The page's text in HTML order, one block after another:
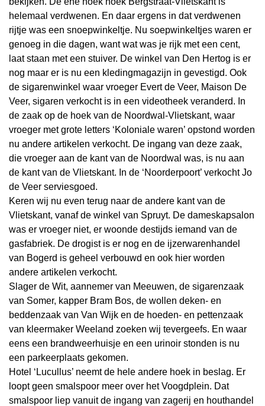
helemaal verdwenen. En daar ergens in dat verdwenen
rijtje was een snoepwinkeltje. Nu soepwinkeltjes waren er
genoeg in die dagen, want wat was je rijk met een cent,
laat staan met een stuiver. De winkel van Den Hertog is er
nog maar er is nu een kledingmagazijn in gevestigd. Ook
de sigarenwinkel waar vroeger Evert de Veer, Maison De
Veer, sigaren verkocht is in een videotheek veranderd. In
de zaak op de hoek van de Noordwal-Vlietskant, waar
vroeger met grote letters ‘Koloniale waren’ opstond worden
nu andere artikelen verkocht. De ingang van deze zaak,
die vroeger aan de kant van de Noordwal was, is nu aan
de kant van de Vlietskant. In de ‘Noorderpoort’ verkocht Jo
de Veer serviesgoed.
Keren wij nu even terug naar de andere kant van de
Vlietskant, vanaf de winkel van Spruyt. De dameskapsalon
was er vroeger niet, er woonde destijds iemand van de
gasfabriek. De drogist is er nog en de ijzerwarenhandel
van Bogerd is geheel verbouwd en ook hier worden
andere artikelen verkocht.
Slager de Wit, aannemer van Meeuwen, de sigarenzaak
van Somer, kapper Bram Bos, de wollen deken- en
beddenzaak van Van Wijk en de hoeden- en pettenzaak
van kleermaker Weeland zoeken wij tevergeefs. En waar
eens een brandweerhuisje en een urinoir stonden is nu
een parkeerplaats gekomen.
Hotel ‘Lucullus’ neemt de hele andere hoek in beslag. Er
loopt geen smalspoor meer over het Voogdplein. Dat
smalspoor liep vanuit de ingang van zagerij en houthandel